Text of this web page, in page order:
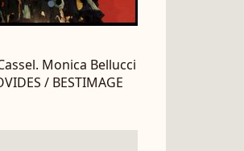
Monica Bellucci
/ BESTIMAGE